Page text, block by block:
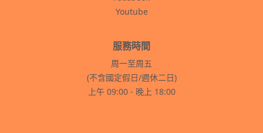
Youtube
服務時間
周一至周五
(不含國定假日/週休二日)
上午 09:00 - 晚上 18:00